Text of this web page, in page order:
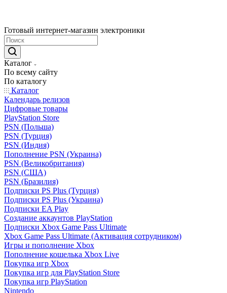
Готовый интернет-магазин электроники
Каталог
По всему сайту
По каталогу
Каталог
Календарь релизов
Цифровые товары
PlayStation Store
PSN (Польша)
PSN (Турция)
PSN (Индия)
Пополнение PSN (Украина)
PSN (Великобритания)
PSN (США)
PSN (Бразилия)
Подписки PS Plus (Турция)
Подписки PS Plus (Украина)
Подписки EA Play
Создание аккаунтов PlayStation
Подписки Xbox Game Pass Ultimate
Xbox Game Pass Ultimate (Активация сотрудником)
Игры и пополнение Xbox
Пополнение кошелька Xbox Live
Покупка игр Xbox
Покупка игр для PlayStation Store
Покупка игр PlayStation
Nintendo